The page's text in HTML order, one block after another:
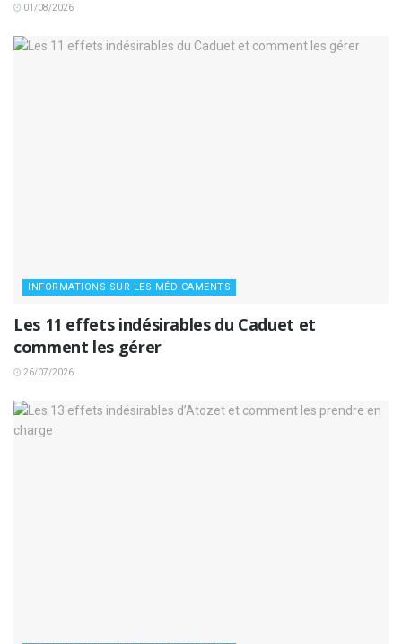
01/08/2026
INFORMATIONS SUR LES MÉDICAMENTS
Les 11 effets indésirables du Caduet et
comment les gérer
26/07/2026